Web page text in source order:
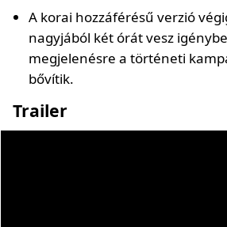
A korai hozzáférésű verzió
nagyjából két órát vesz
megjelenésre a történeti
bővítik.
Trailer